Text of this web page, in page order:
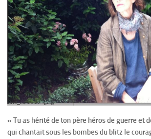
« Tu as hérité de ton père héros de guerre et
qui chantait sous les bombes du blitz le